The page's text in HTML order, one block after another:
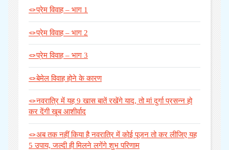
🪢प्रेम विवाह – भाग 1
🪢प्रेम विवाह – भाग 2
🪢प्रेम विवाह – भाग 3
🪢बेमेल विवाह होने के कारण
🪢नवरात्रि में यह 9 खास बातें रखेंगे याद, तो मां दुर्गा प्रसन्न हो
कर देंगी खूब आशीर्वाद
🪢अब तक नहीं किया है नवरात्रि में कोई पूजन तो कर लीजिए यह
5 उपाय, जल्दी ही मिलने लगेंगे शुभ परिणाम